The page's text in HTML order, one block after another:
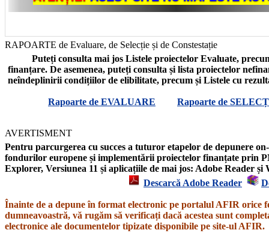
RAPOARTE de Evaluare, de Selecție și de Constestație
Puteți consulta mai jos Listele proiectelor Evaluate,
finanțare. De asemenea, puteți consulta și lista proiectelor
neîndeplinirii condițiilor de elibilitate, precum și Listele cu
Rapoarte de EVALUARE Rapoarte de
AVERTISMENT
Pentru parcurgerea cu succes a tuturor etapelor de depunere
fondurilor europene și implementării proiectelor finanțate prin
Explorer, Versiunea 11 și aplicațiile de mai jos: Adobe Reader și
Descarcă Adobe Reader
Înainte de a depune în format electronic pe portalul AFIR orice
dumneavoastră, vă rugăm să verificați dacă acestea sunt
electronice ale documentelor tipizate disponibile pe site-ul AFIR.